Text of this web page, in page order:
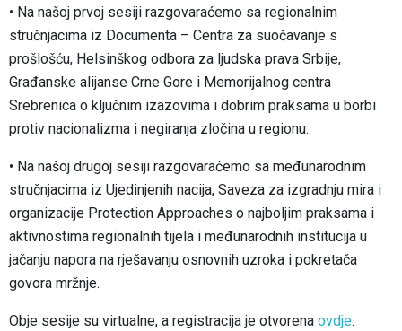
• Na našoj prvoj sesiji razgovaraćemo sa regionalnim
stručnjacima iz Documenta – Centra za suočavanje s
prošlošću, Helsinškog odbora za ljudska prava Srbije,
Građanske alijanse Crne Gore i Memorijalnog centra
Srebrenica o ključnim izazovima i dobrim praksama u borbi
protiv nacionalizma i negiranja zločina u regionu.
• Na našoj drugoj sesiji razgovaraćemo sa međunarodnim
stručnjacima iz Ujedinjenih nacija, Saveza za izgradnju mira i
organizacije Protection Approaches o najboljim praksama i
aktivnostima regionalnih tijela i međunarodnih institucija u
jačanju napora na rješavanju osnovnih uzroka i pokretača
govora mržnje.
Obje sesije su virtualne, a registracija je otvorena ovdje.